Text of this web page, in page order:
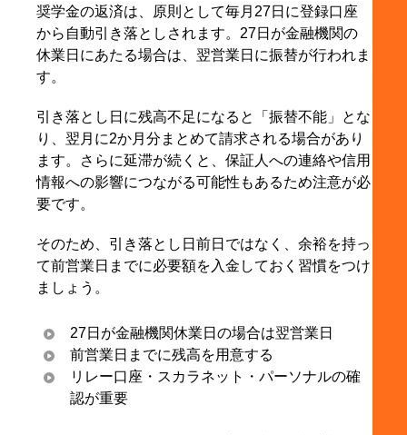
奨学金の返済は、原則として毎月27日に登録口座
から自動引き落としされます。27日が金融機関の
休業日にあたる場合は、翌営業日に振替が行われま
す。
引き落とし日に残高不足になると「振替不能」とな
り、翌月に2か月分まとめて請求される場合があり
ます。さらに延滞が続くと、保証人への連絡や信用
情報への影響につながる可能性もあるため注意が必
要です。
そのため、引き落とし日前日ではなく、余裕を持っ
て前営業日までに必要額を入金しておく習慣をつけ
ましょう。
27日が金融機関休業日の場合は翌営業日
前営業日までに残高を用意する
リレー口座・スカラネット・パーソナルの確
認が重要